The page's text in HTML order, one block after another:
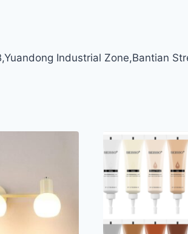
Industrial Zone,Bantian